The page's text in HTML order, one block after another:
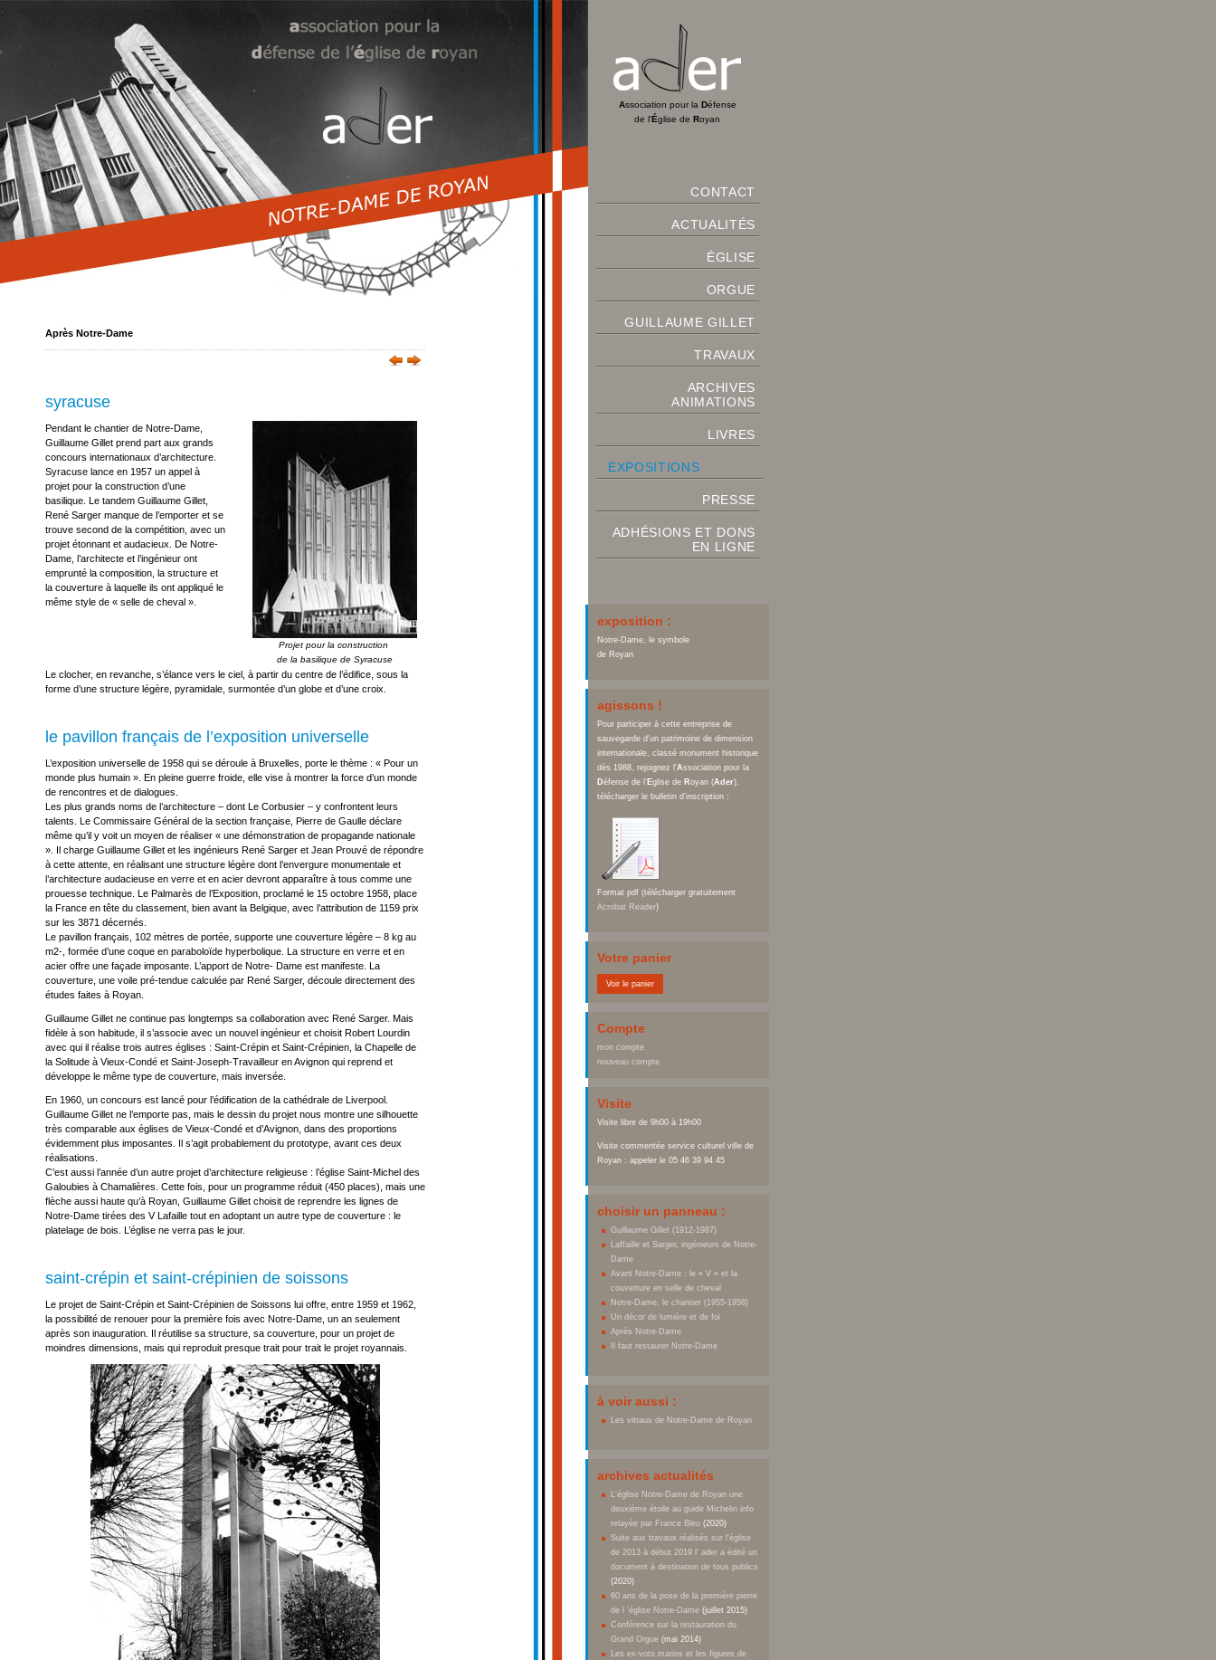
Après Notre-Dame
syracuse
Pendant le chantier de Notre-Dame,
Guillaume Gillet prend part aux grands
concours internationaux d’architecture.
Syracuse lance en 1957 un appel à
projet pour la construction d’une
basilique. Le tandem Guillaume Gillet,
René Sarger manque de l’emporter et se
trouve second de la compétition, avec un
projet étonnant et audacieux. De Notre-
Dame, l’architecte et l’ingénieur ont
emprunté la composition, la structure et
la couverture à laquelle ils ont appliqué le
même style de « selle de cheval ».
Projet pour la construction
Le clocher, en revanche, s’élance vers le ciel, à partir du centre de l’édifice, sous la
forme d’une structure légère, pyramidale, surmontée d’un globe et d’une croix.
le pavillon français de l’exposition universelle
L’exposition universelle de 1958 qui se déroule à Bruxelles, porte le thème : « Pour un
monde plus humain ». En pleine guerre froide, elle vise à montrer la force d’un monde
de rencontres et de dialogues.
Les plus grands noms de l’architecture – dont Le Corbusier – y confrontent leurs
talents. Le Commissaire Général de la section française, Pierre de Gaulle déclare
même qu’il y voit un moyen de réaliser « une démonstration de propagande nationale
». Il charge Guillaume Gillet et les ingénieurs René Sarger et Jean Prouvé de répondre
à cette attente, en réalisant une structure légère dont l’envergure monumentale et
l’architecture audacieuse en verre et en acier devront apparaître à tous comme une
prouesse technique. Le Palmarès de l’Exposition, proclamé le 15 octobre 1958, place
la France en tête du classement, bien avant la Belgique, avec l’attribution de 1159 prix
sur les 3871 décernés.
Le pavillon français, 102 mètres de portée, supporte une couverture légère – 8 kg au
m2-, formée d’une coque en paraboloïde hyperbolique. La structure en verre et en
acier offre une façade imposante. L’apport de Notre- Dame est manifeste. La
couverture, une voile pré-tendue calculée par René Sarger, découle directement des
études faites à Royan.
Guillaume Gillet ne continue pas longtemps sa collaboration avec René Sarger. Mais
fidèle à son habitude, il s’associe avec un nouvel ingénieur et choisit Robert Lourdin
avec qui il réalise trois autres églises : Saint-Crépin et Saint-Crépinien, la Chapelle de
la Solitude à Vieux-Condé et Saint-Joseph-Travailleur en Avignon qui reprend et
développe le même type de couverture, mais inversée.
En 1960, un concours est lancé pour l’édification de la cathédrale de Liverpool.
Guillaume Gillet ne l’emporte pas, mais le dessin du projet nous montre une silhouette
très comparable aux églises de Vieux-Condé et d’Avignon, dans des proportions
évidemment plus imposantes. Il s’agit probablement du prototype, avant ces deux
réalisations.
C’est aussi l’année d’un autre projet d’architecture religieuse : l’église Saint-Michel des
Galoubies à Chamalières. Cette fois, pour un programme réduit (450 places), mais une
flèche aussi haute qu’à Royan, Guillaume Gillet choisit de reprendre les lignes de
Notre-Dame tirées des V Lafaille tout en adoptant un autre type de couverture : le
platelage de bois. L’église ne verra pas le jour.
saint-crépin et saint-crépinien de soissons
Le projet de Saint-Crépin et Saint-Crépinien de Soissons lui offre, entre 1959 et 1962,
la possibilité de renouer pour la première fois avec Notre-Dame, un an seulement
après son inauguration. Il réutilise sa structure, sa couverture, pour un projet de
moindres dimensions, mais qui reproduit presque trait pour trait le projet royannais.
Association pour la Défense
de l'Église de Royan
CONTACT
ACTUALITÉS
ÉGLISE
ORGUE
GUILLAUME GILLET
TRAVAUX
ARCHIVES
ANIMATIONS
LIVRES
EXPOSITIONS
PRESSE
ADHÉSIONS ET DONS
EN LIGNE
exposition :
Notre-Dame, le symbole
de Royan
agissons !
Pour participer à cette entreprise de
sauvegarde d'un patrimoine de dimension
internationale, classé monument historique
dès 1988, rejoignez l'Association pour la
Défense de l' Eglise de Royan (Ader),
télécharger le bulletin d'inscription :
Format pdf (télécharger gratuitement
Acrobat Reader)
Votre panier
Voir le panier
Compte
mon compte
nouveau compte
Visite
Visite libre de 9h00 à 19h00
Visite commentée service culturel ville de
Royan : appeler le 05 46 39 94 45
choisir un panneau :
Guillaume Gillet (1912-1987)
Laffaille et Sarger, ingénieurs de Notre-
Dame
Avant Notre-Dame : le « V » et la
couverture en selle de cheval
Notre-Dame, le chantier (1955-1958)
Un décor de lumière et de foi
Après Notre-Dame
Il faut restaurer Notre-Dame
à voir aussi :
Les vitraux de Notre-Dame de Royan
archives actualités
L'église Notre-Dame de Royan une
deuxième étoile au guide Michelin info
relayée par France Bleu (2020)
Suite aux travaux réalisés sur l'église
de 2013 à début 2019 l' ader a édité un
document à destination de tous publics
(2020)
60 ans de la pose de la première pierre
de l 'église Notre-Dame (juillet 2015)
Conférence sur la restauration du
Grand Orgue (mai 2014)
Les ex-voto marins et les figures de